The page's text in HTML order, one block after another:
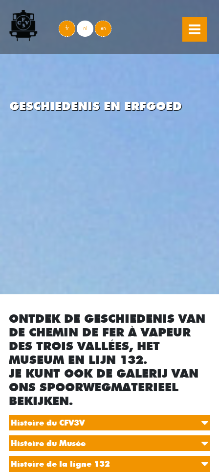
skip to content
fr nl en
GESCHIEDENIS EN ERFGOED
ONTDEK DE GESCHIEDENIS VAN
DE CHEMIN DE FER À VAPEUR
DES TROIS VALLÉES, HET
MUSEUM EN LIJN 132.
JE KUNT OOK DE GALERIJ VAN
ONS SPOORWEGMATERIEEL
BEKIJKEN.
Histoire du CFV3V
Histoire du Musée
Histoire de la ligne 132